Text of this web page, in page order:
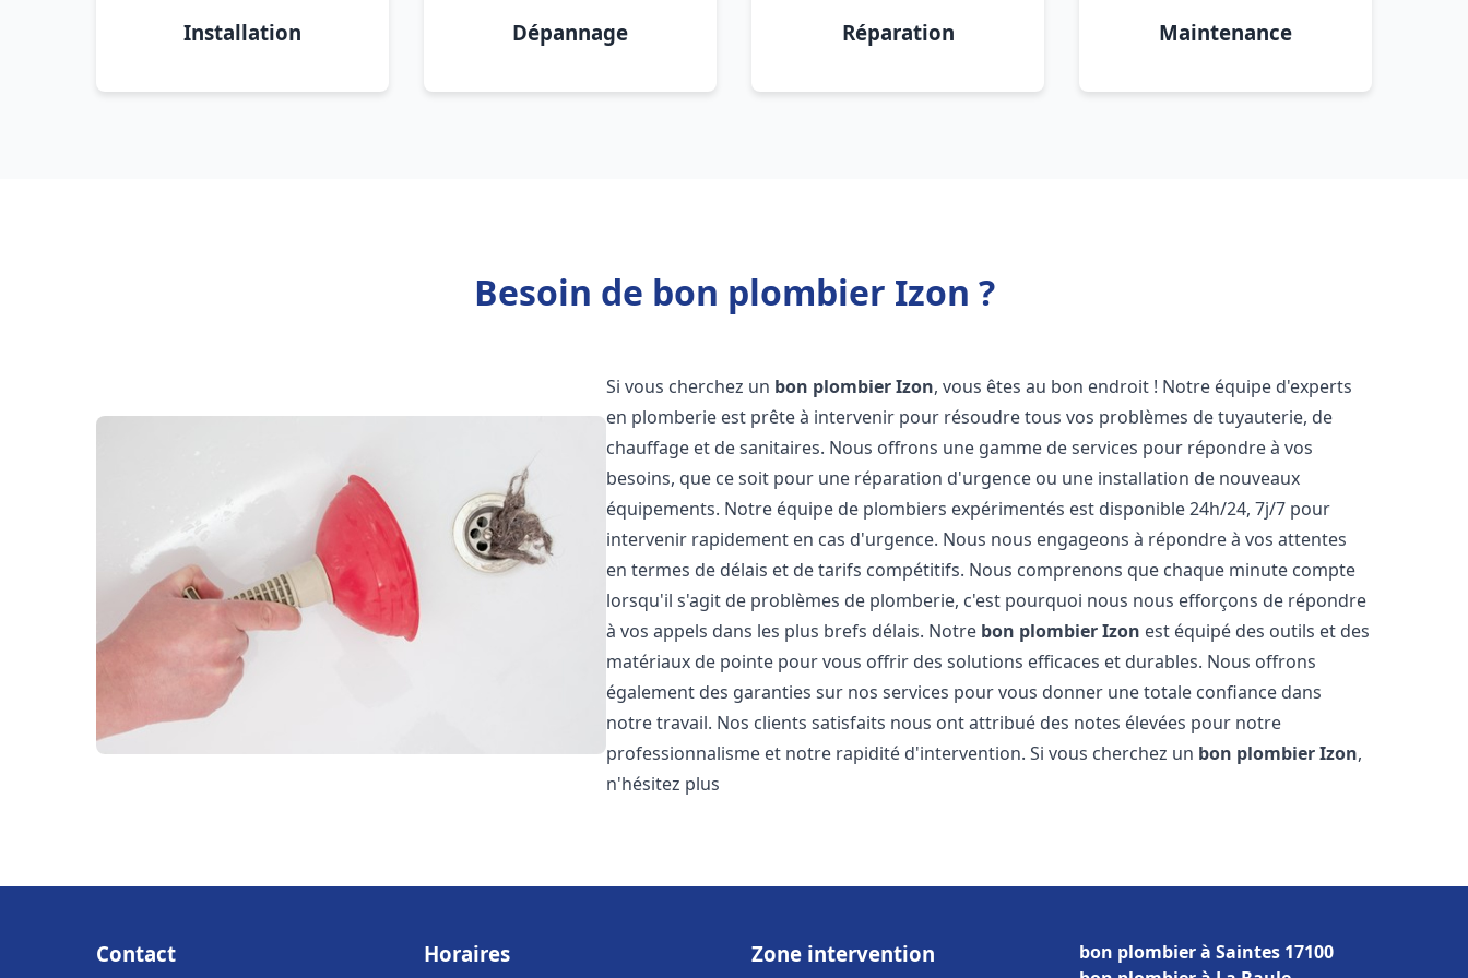
Installation Dépannage Réparation Maintenance
Besoin de bon plombier Izon ?
Si vous cherchez un bon plombierIzon, vous êtes au bon endroit ! Notre équipe d'experts
en plomberie est prête à intervenir pour résoudre tous vos problèmes de tuyauterie, de
chauffage et de sanitaires. Nous offrons une gamme de services pour répondre à vos
besoins, que ce soit pour une réparation d'urgence ou une installation de nouveaux
équipements. Notre équipe de plombiers expérimentés est disponible 24h/24, 7j/7 pour
intervenir rapidement en cas d'urgence. Nous nous engageons à répondre à vos attentes
en termes de délais et de tarifs compétitifs. Nous comprenons que chaque minute compte
lorsqu'il s'agit de problèmes de plomberie, c'est pourquoi nous nous efforçons de répondre
à vos appels dans les plus brefs délais. Notre bon plombierIzon est équipé des outils et des
matériaux de pointe pour vous offrir des solutions efficaces et durables. Nous offrons
également des garanties sur nos services pour vous donner une totale confiance dans
notre travail. Nos clients satisfaits nous ont attribué des notes élevées pour notre
professionnalisme et notre rapidité d'intervention. Si vous cherchez un bon plombierIzon,
n'hésitez plus
Contact Horaires Zone intervention
bon plombier à Saintes 17100